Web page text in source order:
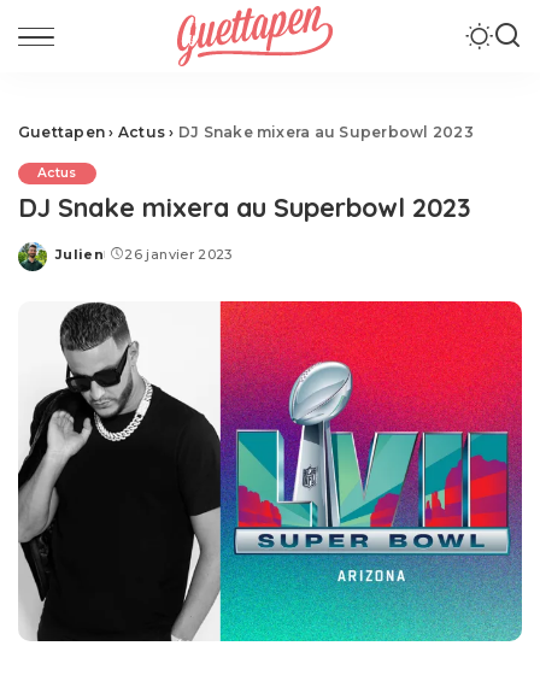
Guettapen › Actus › DJ Snake mixera au Superbowl 2023
Actus
DJ Snake mixera au Superbowl 2023
Posted
Julien 26 janvier 2023